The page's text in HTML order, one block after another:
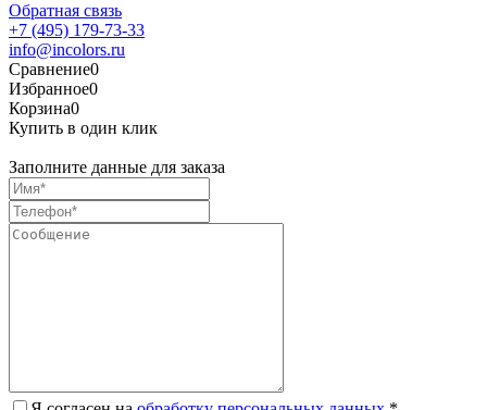
Обратная связь
+7 (495) 179-73-33
info@incolors.ru
Сравнение0
Избранное0
Корзина0
Купить в один клик
Заполните данные для заказа